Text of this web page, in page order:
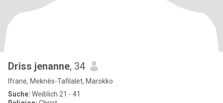
Driss jenanne, 34
Ifrane, Meknès-Tafilalet, Marokko
Suche: Weiblich 21 - 41